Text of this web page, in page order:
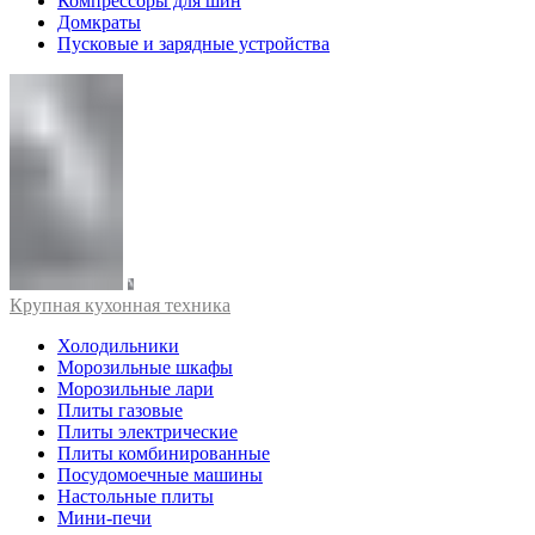
Домкраты
Пусковые и зарядные устройства
Крупная кухонная техника
Холодильники
Морозильные шкафы
Морозильные лари
Плиты газовые
Плиты электрические
Плиты комбинированные
Посудомоечные машины
Настольные плиты
Мини-печи